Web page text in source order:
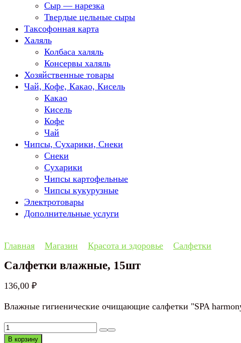
Сыр — нарезка
Твердые цельные сыры
Таксофонная карта
Халяль
Колбаса халяль
Консервы халяль
Хозяйственные товары
Чай, Кофе, Какао, Кисель
Какао
Кисель
Кофе
Чай
Чипсы, Сухарики, Снеки
Снеки
Сухарики
Чипсы картофельные
Чипсы кукурузные
Электротовары
Дополнительные услуги
Главная Магазин Красота и здоровье Салфетки
Салфетки влажные, 15шт
136,00 ₽
Влажные гигиенические очищающие салфетки "SPA
Количество
товара
В корзину